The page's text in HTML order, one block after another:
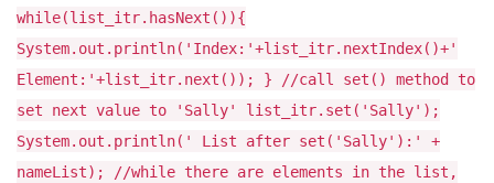
while(list_itr.hasNext()){
System.out.println('Index:'+list_itr.nextIndex()+'
Element:'+list_itr.next()); } //call set() method to
set next value to 'Sally' list_itr.set('Sally');
System.out.println(' List after set('Sally'):' +
nameList); //while there are elements in the list,